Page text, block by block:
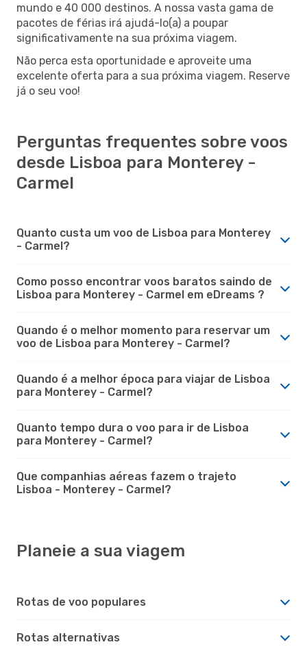
mundo e 40 000 destinos. A nossa vasta gama de
pacotes de férias irá ajudá-lo(a) a poupar
significativamente na sua próxima viagem.
Não perca esta oportunidade e aproveite uma
excelente oferta para a sua próxima viagem. Reserve
já o seu voo!
Perguntas frequentes sobre voos
desde Lisboa para Monterey -
Carmel
Quanto custa um voo de Lisboa para Monterey
- Carmel?
Como posso encontrar voos baratos saindo de
Lisboa para Monterey - Carmel em eDreams ?
Quando é o melhor momento para reservar um
voo de Lisboa para Monterey - Carmel?
Quando é a melhor época para viajar de Lisboa
para Monterey - Carmel?
Quanto tempo dura o voo para ir de Lisboa
para Monterey - Carmel?
Que companhias aéreas fazem o trajeto
Lisboa - Monterey - Carmel?
Planeie a sua viagem
Rotas de voo populares
Rotas alternativas